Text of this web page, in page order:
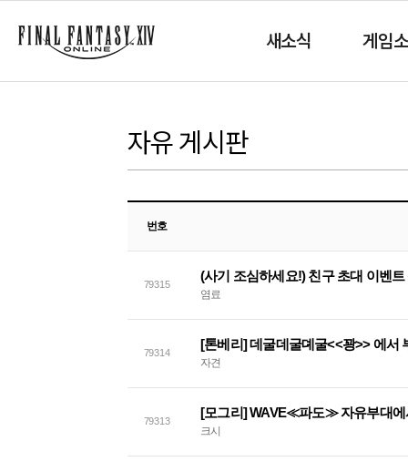
새소식 게임
자유 게시판
번호
79315
염료
79314
[톤베리] 데굴데굴뎨굴<<꽝>> 에서
자견
79313
[모그리] WAVE≪파도≫ 자유부대에
크시